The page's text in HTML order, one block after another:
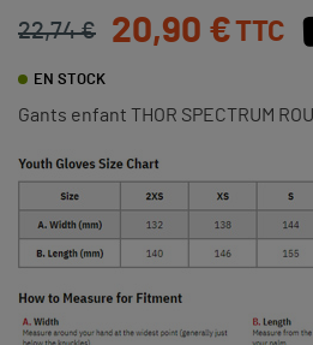
22,74 € 20,90 €TTC
EN STOCK
Gants enfant THOR SPECTRUM